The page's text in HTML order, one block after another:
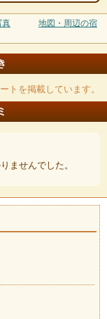
真 地図・周辺の宿
トを掲載しています。
ませんでした。